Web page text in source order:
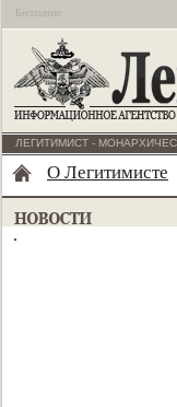
Бесплатно
ЛЕГИТИМИСТ -
О Легитимисте